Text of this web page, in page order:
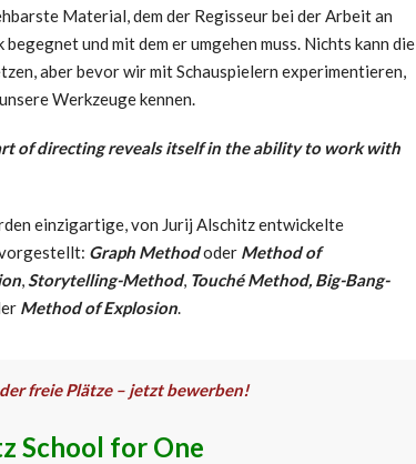
Material, dem der Regisseur bei der Arbeit an
begegnet und mit dem er umgehen muss. Nichts kann die
aber bevor wir mit Schauspielern experimentieren,
Werkzeuge kennen.
of directing reveals itself in the ability to work with
einzigartige, von Jurij Alschitz entwickelte
Graph Methododer Method of
,Storytelling-Method, Touché Method, Big-Bang-
Method of Explosion.
freie Plätze – jetzt bewerben!
School for One